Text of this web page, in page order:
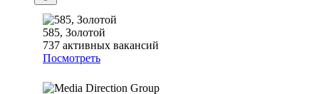
585, Золотой
737 активных вакансий
Посмотреть